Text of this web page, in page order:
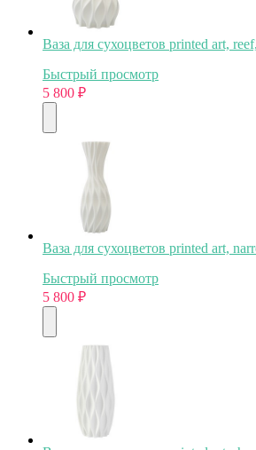
Ваза для сухоцветов printed art,
Быстрый просмотр
5 800 ₽
Ваза для сухоцветов printed art,
Быстрый просмотр
5 800 ₽